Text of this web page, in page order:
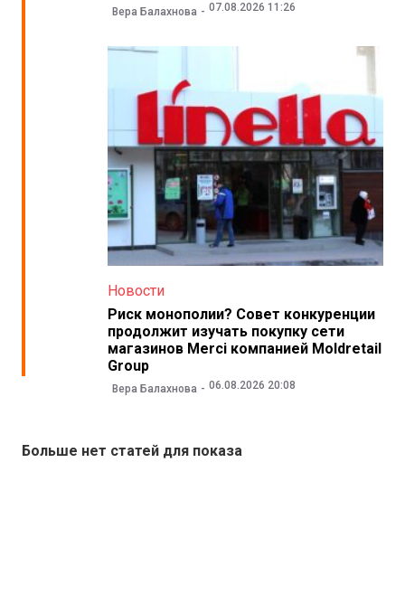
Вера Балахнова 07.08.2026 11:26
Новости
Риск монополии? Совет конкуренции
продолжит изучать покупку сети
магазинов Merci компанией Moldretail
Group
Вера Балахнова 06.08.2026 20:08
Больше нет статей для показа